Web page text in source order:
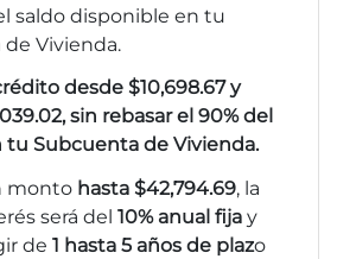
saldo disponible en tu
Vivienda.
desde $10,698.67 y
sin rebasar el 90% del
Subcuenta de Vivienda.
monto hasta $42,794.69, la
será del 10% anual fija y
de 1 hasta 5 años de plazo